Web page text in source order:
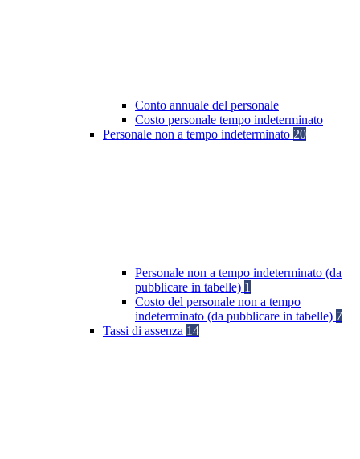
Conto annuale del personale
Costo personale tempo indeterminato
Personale non a tempo indeterminato 20
Personale non a tempo indeterminato (da
pubblicare in tabelle) 1
Costo del personale non a tempo
indeterminato (da pubblicare in tabelle) 7
Tassi di assenza 14